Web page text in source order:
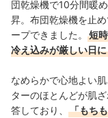
団乾燥機で10分間暖
昇。布団乾燥機を止
ープできました。
短
冷え込みが厳しい日
なめらかで心地よい
ターのほとんどが肌
答しており、
「もち